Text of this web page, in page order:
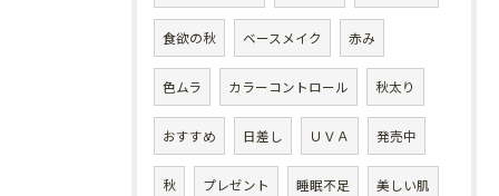
食欲の秋 ベースメイク 赤み
色ムラ カラーコントロール 秋太り
おすすめ 日差し ＵＶＡ 発売中
秋 プレゼント 睡眠不足 美しい肌